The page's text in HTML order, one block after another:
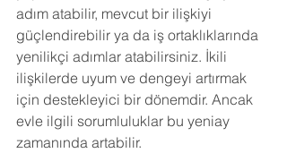
adım atabilir, mevcut bir ilişkiyi
güçlendirebilir ya da iş ortaklıklarında
yenilikçi adımlar atabilirsiniz. İkili
ilişkilerde uyum ve dengeyi artırmak
için destekleyici bir dönemdir. Ancak
evle ilgili sorumluluklar bu yeniay
zamanında artabilir.